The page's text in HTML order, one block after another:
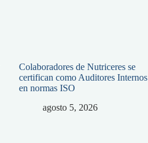
Colaboradores de Nutriceres se
certifican como Auditores Internos
en normas ISO
agosto 5, 2026